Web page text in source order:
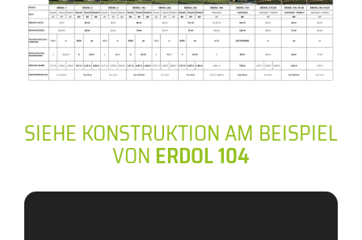
SIEHE KONSTRUKTION AM BEISPIEL
VONERDOL 104